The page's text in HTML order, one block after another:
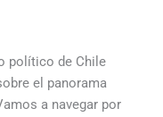
político de Chile
el panorama
a navegar por